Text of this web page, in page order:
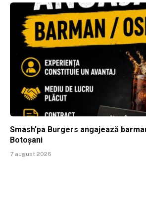
Smash’pa Burgers angajează
Botoșani
7 august 2026